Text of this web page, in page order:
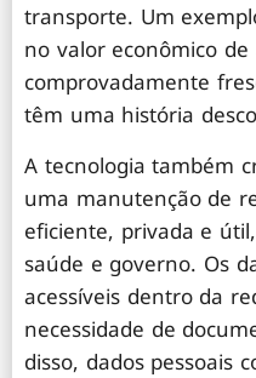
transporte. Um
no valor econômico
comprovadamente
têm uma história
A tecnologia também
uma manutenção de
eficiente, privada e
saúde e governo. Os
acessíveis dentro da
necessidade de
disso, dados pessoais